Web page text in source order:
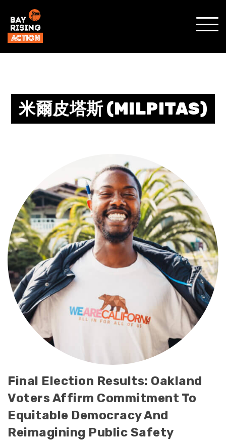
MENU
米爾皮塔斯 (MILPITAS)
Final Election Results: Oakland
Voters Affirm Commitment To
Equitable Democracy And
Reimagining Public Safety